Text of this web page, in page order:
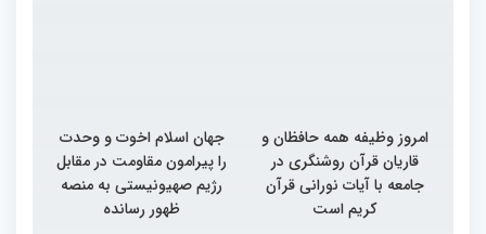
امروز وظیفه همه حافظان و
قاریان قرآن روشنگری در
جامعه با آیات نورانی قرآن
کریم است
جهان اسلام اخوت و وحدت
را پیرامون مقاومت در مقابل
رژیم صهیونیستی به منصه
ظهور رسانده